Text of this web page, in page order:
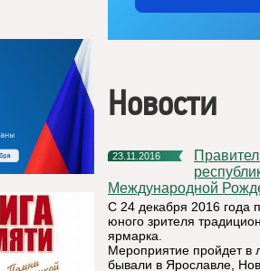
Новости
23.11.2016
Правительство Санкт-Петербурга приглашает
Международной
С 24 декабря 2016 года
юного зрителя
ярмарка.
Мероприятие пройдет в
бывали в Ярославле,